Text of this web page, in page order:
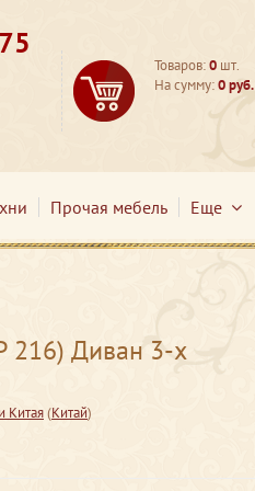
Товаров:0 шт.
На сумму:0 руб.
Прочая мебель Еще
216) Диван 3-х
Китая(Китай)